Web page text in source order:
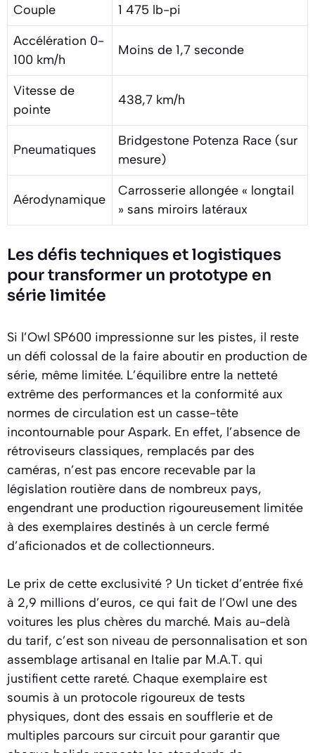
Couple
1 475 lb-pi
Accélération 0-
100 km/h
Moins de 1,7 seconde
Vitesse de
pointe
438,7 km/h
Pneumatiques
Bridgestone Potenza Race (sur
mesure)
Aérodynamique
Carrosserie allongée « longtail
» sans miroirs latéraux
Les défis techniques et logistiques
pour transformer un prototype en
série limitée
Si l’Owl SP600 impressionne sur les pistes, il reste
un défi colossal de la faire aboutir en production de
série, même limitée. L’équilibre entre la netteté
extrême des performances et la conformité aux
normes de circulation est un casse-tête
incontournable pour Aspark. En effet, l’absence de
rétroviseurs classiques, remplacés par des
caméras, n’est pas encore recevable par la
législation routière dans de nombreux pays,
engendrant une production rigoureusement limitée
à des exemplaires destinés à un cercle fermé
d’aficionados et de collectionneurs.
Le prix de cette exclusivité ? Un ticket d’entrée fixé
à 2,9 millions d’euros, ce qui fait de l’Owl une des
voitures les plus chères du marché. Mais au-delà
du tarif, c’est son niveau de personnalisation et son
assemblage artisanal en Italie par M.A.T. qui
justifient cette rareté. Chaque exemplaire est
soumis à un protocole rigoureux de tests
physiques, dont des essais en soufflerie et de
multiples parcours sur circuit pour garantir que